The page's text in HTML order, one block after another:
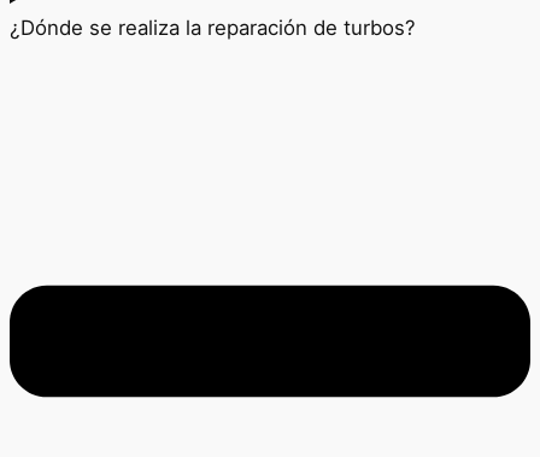
¿Dónde se realiza la reparación de turbos?